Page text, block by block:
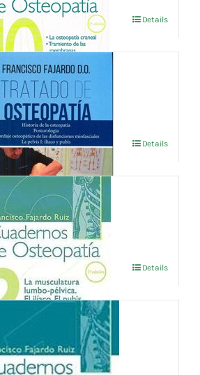
Details
VOL 1
Details
OSTEOPATIA Vol.2
Details
OSTEOPATIA Vol.1